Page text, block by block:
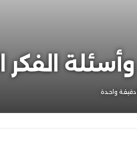
دقيقة واحدة